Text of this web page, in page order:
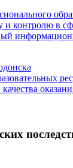
контролю в